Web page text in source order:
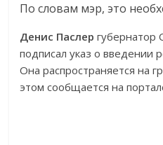
По словам мэр, это
Денис Паслер губернатор
подписал указ о введении
Она распространяется на
этом сообщается на